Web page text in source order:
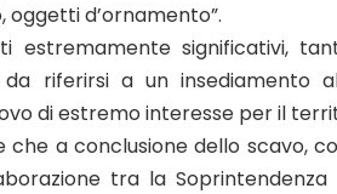
oggetti d’ornamento”.
estremamente significativi,
riferirsi a un insediamento
di estremo interesse per il
che a conclusione dello scavo,
tra la